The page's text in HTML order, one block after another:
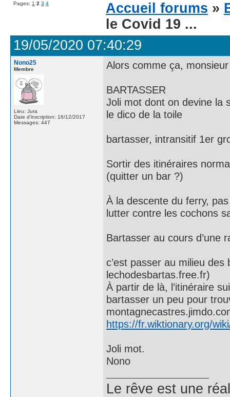
Pages: 1 2 3 4 Accueil forums »
le Covid 19 ...
19/05/2020 07:40:29
Nono25
Membre
Lieu: Jura
Date d'inscription: 16/12/2017
Messages: 447
Alors comme ça,
BARTASSER
Joli mot dont on devine la
le dico de la toile
bartasser, intransitif 1er
Sortir des itinéraires
(quitter un bar ?)
À la descente du ferry,
lutter contre les cochons
Bartasser au cours d’une
c’est passer au milieu
lechodesbartas.free.fr)
À partir de là, l’itinéraire
bartasser un peu pour
https://fr.wiktionary.org/
Joli mot.
Nono
Le rêve est une